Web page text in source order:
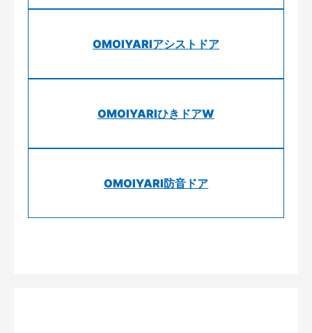
OMOIYARIアシストドア
OMOIYARIひきドアW
OMOIYARI防音ドア